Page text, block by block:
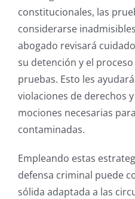
constitucionales, las
considerarse
abogado revisará
su detención y el
pruebas. Esto les
violaciones de derechos
mociones necesarias
contaminadas.
Empleando estas
defensa criminal puede
sólida adaptada a las